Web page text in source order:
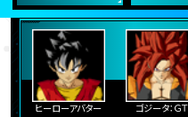
ヒーローアバター ゴジータ：ＧＴ